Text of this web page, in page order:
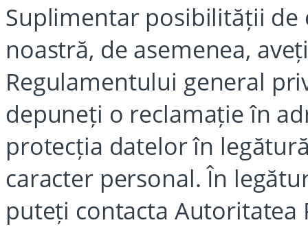
Suplimentar posibilității de
noastră, de asemenea,
Regulamentului general
depuneți o reclamație în
protecția datelor în
caracter personal. În
puteți contacta